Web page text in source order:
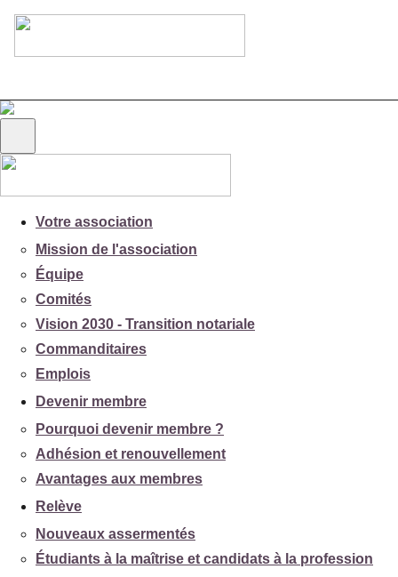
Votre association
Mission de l'association
Équipe
Comités
Vision 2030 - Transition notariale
Commanditaires
Emplois
Devenir membre
Pourquoi devenir membre ?
Adhésion et renouvellement
Avantages aux membres
Relève
Nouveaux assermentés
Étudiants à la maîtrise et candidats à la profession